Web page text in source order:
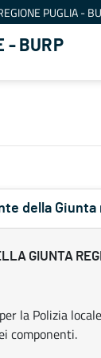
PUGLIA -
- BURP
della Giunta
GIUNTA
la Polizia
componenti.